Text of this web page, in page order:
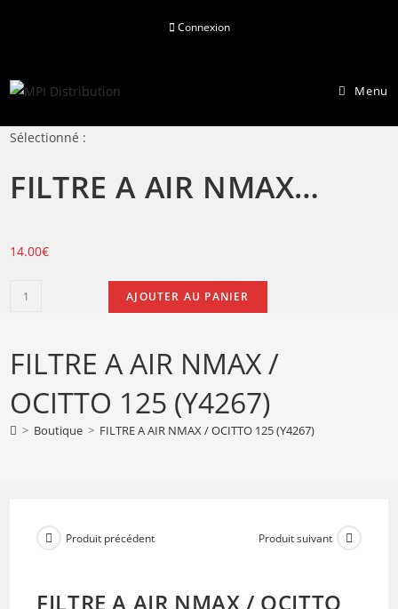
Connexion
Menu
Sélectionné :
FILTRE A AIR NMAX…
14.00€
quantité
A
AIR
NMAX
/
AJOUTER AU PANIER
FILTRE A AIR NMAX /
OCITTO 125 (Y4267)
> Boutique > FILTRE A AIR NMAX / OCITTO 125 (Y4267)
Produit précédent Produit suivant
FILTRE A AIR NMAX / OCITTO